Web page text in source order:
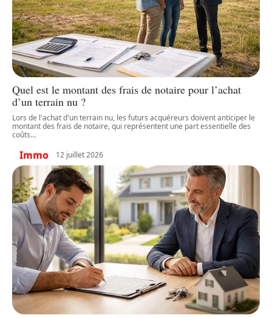
Quel est le montant des frais de notaire pour l’achat
d’un terrain nu ?
Lors de l'achat d'un terrain nu, les futurs acquéreurs doivent anticiper le
montant des frais de notaire, qui représentent une part essentielle des
coûts…
Immo 12 juillet 2026